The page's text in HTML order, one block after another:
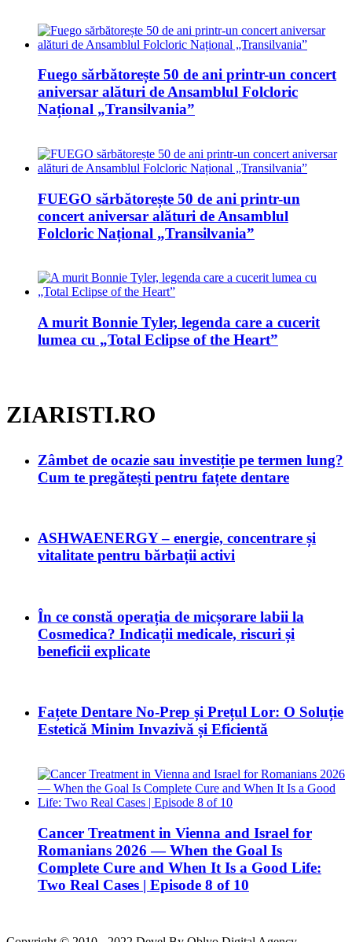
Fuego sărbătorește 50 de ani printr-un concert
aniversar alături de Ansamblul Folcloric
Național „Transilvania”
FUEGO sărbătorește 50 de ani printr-un
concert aniversar alături de Ansamblul
Folcloric Național „Transilvania”
A murit Bonnie Tyler, legenda care a cucerit
lumea cu „Total Eclipse of the Heart”
ZIARISTI.RO
Zâmbet de ocazie sau investiție pe termen lung?
Cum te pregătești pentru fațete dentare
ASHWAENERGY – energie, concentrare și
vitalitate pentru bărbații activi
În ce constă operația de micșorare labii la
Cosmedica? Indicații medicale, riscuri și
beneficii explicate
Fațete Dentare No-Prep și Prețul Lor: O Soluție
Estetică Minim Invazivă și Eficientă
Cancer Treatment in Vienna and Israel for
Romanians 2026 — When the Goal Is
Complete Cure and When It Is a Good Life:
Two Real Cases | Episode 8 of 10